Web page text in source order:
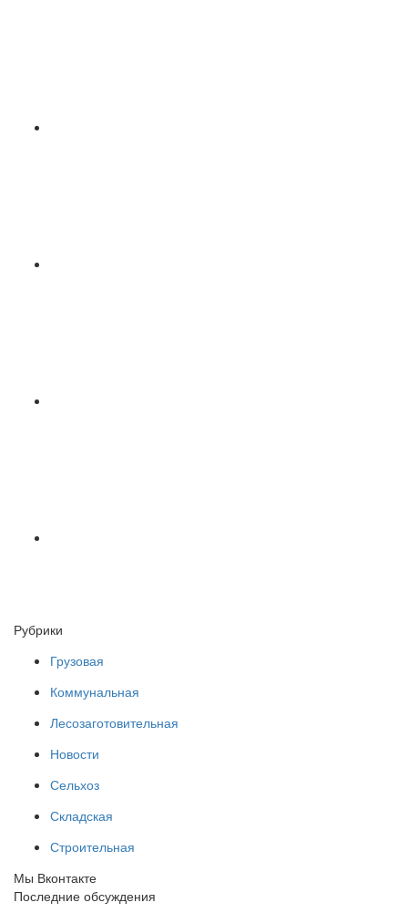
Рубрики
Грузовая
Коммунальная
Лесозаготовительная
Новости
Сельхоз
Складская
Строительная
Мы Вконтакте
Последние обсуждения